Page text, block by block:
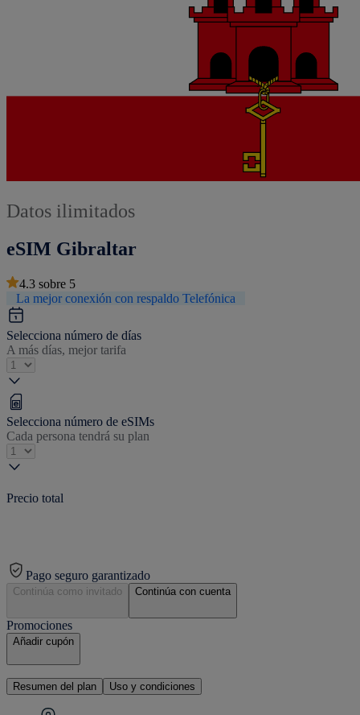
Datos ilimitados
eSIM Gibraltar
4.3 sobre 5
La mejor conexión con respaldo Telefónica
Selecciona número de días
A más días, mejor tarifa
Selecciona número de eSIMs
Cada persona tendrá su plan
Precio total
Pago seguro garantizado
Continúa como invitado Continúa con cuenta
Promociones
Añadir cupón
Resumen del plan Uso y condiciones